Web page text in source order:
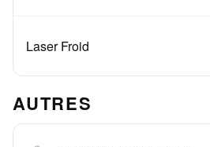
Laser Froid
AUTRES